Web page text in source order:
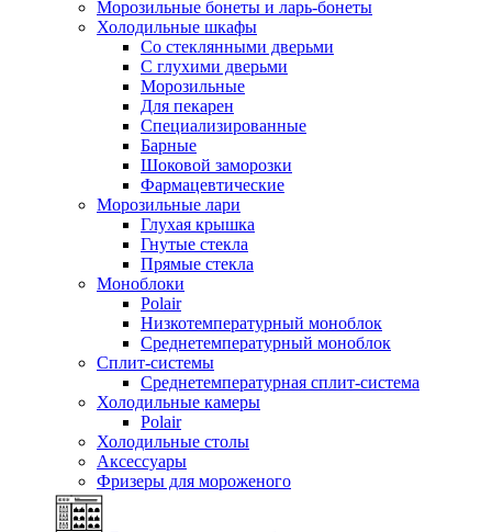
Морозильные бонеты и ларь-бонеты
Холодильные шкафы
Со стеклянными дверьми
С глухими дверьми
Морозильные
Для пекарен
Специализированные
Барные
Шоковой заморозки
Фармацевтические
Морозильные лари
Глухая крышка
Гнутые стекла
Прямые стекла
Моноблоки
Polair
Низкотемпературный моноблок
Среднетемпературный моноблок
Сплит-системы
Среднетемпературная сплит-система
Холодильные камеры
Polair
Холодильные столы
Аксессуары
Фризеры для мороженого